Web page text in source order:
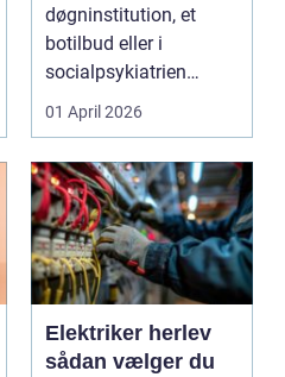
døgninstitution, et
botilbud eller i
socialpsykiatrien
pludselig ændrer sig,
kan...
01 April 2026
Elektriker herlev
sådan vælger du